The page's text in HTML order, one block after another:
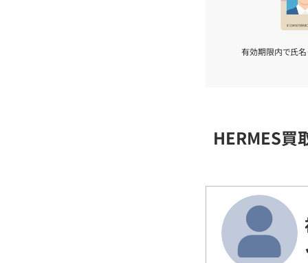
有効期限内で氏名
HERMES買